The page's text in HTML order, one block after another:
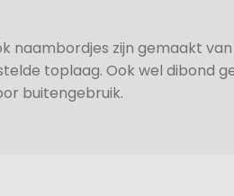
naambordjes zijn gemaakt
toplaag. Ook wel dibond
buitengebruik.